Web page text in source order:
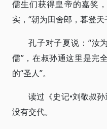
儒生们获得皇帝的嘉奖
实，“朝为田舍郎，暮登天
孔子对子夏说：“汝
儒”，在叔孙通这里是完
的“圣人”。
读过《史记•刘敬叔
没有交代。